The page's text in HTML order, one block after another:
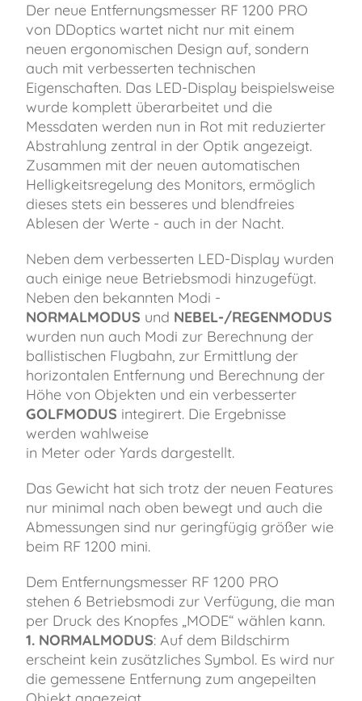
Der neue Entfernungsmesser RF 1200 PRO
von DDoptics wartet nicht nur mit einem
neuen ergonomischen Design auf, sondern
auch mit verbesserten technischen
Eigenschaften. Das LED-Display beispielsweise
wurde komplett überarbeitet und die
Messdaten werden nun in Rot mit reduzierter
Abstrahlung zentral in der Optik angezeigt.
Zusammen mit der neuen automatischen
Helligkeitsregelung des Monitors, ermöglich
dieses stets ein besseres und blendfreies
Ablesen der Werte - auch in der Nacht.
Neben dem verbesserten LED-Display wurden
auch einige neue Betriebsmodi hinzugefügt.
Neben den bekannten Modi -
NORMALMODUS und NEBEL-/REGENMODUS
wurden nun auch Modi zur Berechnung der
ballistischen Flugbahn, zur Ermittlung der
horizontalen Entfernung und Berechnung der
Höhe von Objekten und ein verbesserter
GOLFMODUS integirert. Die Ergebnisse
werden wahlweise
in Meter oder Yards dargestellt.
Das Gewicht hat sich trotz der neuen Features
nur minimal nach oben bewegt und auch die
Abmessungen sind nur geringfügig größer wie
beim RF 1200 mini.
Dem Entfernungsmesser RF 1200 PRO
stehen 6 Betriebsmodi zur Verfügung, die man
per Druck des Knopfes „MODE“ wählen kann.
1. NORMALMODUS: Auf dem Bildschirm
erscheint kein zusätzliches Symbol. Es wird nur
die gemessene Entfernung zum angepeilten